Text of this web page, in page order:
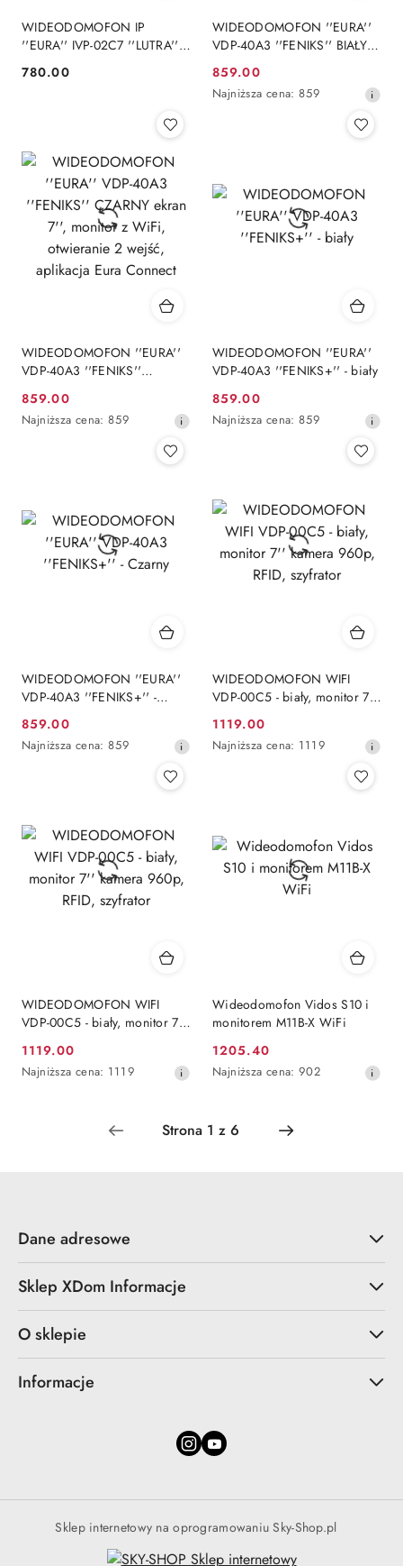
WIDEODOMOFON IP
''EURA'' IVP-02C7 ''LUTRA''
NATYNK
Cena:
780.00
WIDEODOMOFON ''EURA''
VDP-40A3 ''FENIKS'' BIAŁY
ekran 7'', monitor z WiFi,
otwieranie 2 wejść, aplikacja
Eura Connect
Cena
promocyjna:
859.00
Najniższa
obniżką
Najniższa cena: 859
WIDEODOMOFON ''EURA''
VDP-40A3 ''FENIKS''
WiFi, otwieranie 2 wejść,
aplikacja Eura Connect
Cena
promocyjna:
859.00
Najniższa
obniżką
Najniższa cena: 859
WIDEODOMOFON ''EURA''
VDP-40A3 ''FENIKS+'' - biały
Cena
promocyjna:
859.00
Najniższa
przed
obniżką
Najniższa cena: 859
WIDEODOMOFON ''EURA''
VDP-40A3 ''FENIKS+'' -
Cena
promocyjna:
859.00
Najniższa
przed
obniżką
Najniższa cena: 859
WIDEODOMOFON WIFI
VDP-00C5 - biały, monitor 7''
Cena
promocyjna:
1119.00
Najniższa
obniżką
Najniższa cena: 1119
WIDEODOMOFON WIFI
VDP-00C5 - biały, monitor 7''
Cena
promocyjna:
1119.00
Najniższa
Najniższa cena: 1119
Wideodomofon Vidos S10 i
monitorem M11B-X WiFi
Cena
promocyjna:
1205.40
Najniższa
dni
Najniższa cena: 902
Dane adresowe
Sklep XDom Informacje
O sklepie
Informacje
Sklep internetowy na oprogramowaniu Sky-Shop.pl